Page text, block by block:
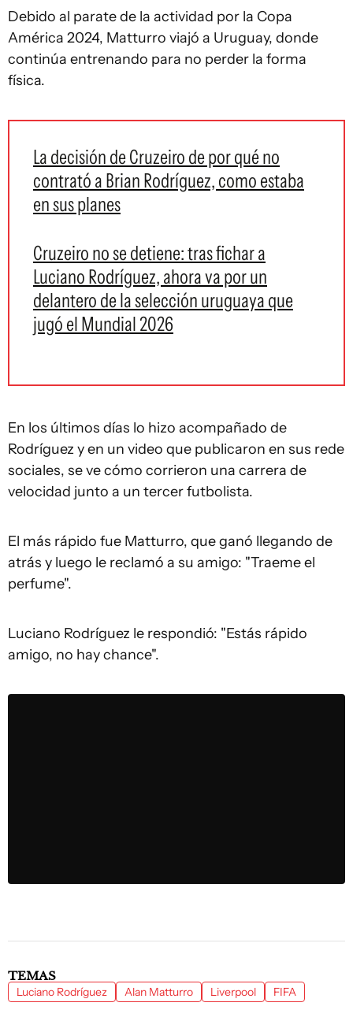
Debido al parate de la actividad por la Copa
América 2024, Matturro viajó a Uruguay, donde
continúa entrenando para no perder la forma
física.
La decisión de Cruzeiro de por qué no
contrató a Brian Rodríguez, como estaba
en sus planes
Cruzeiro no se detiene: tras fichar a
Luciano Rodríguez, ahora va por un
delantero de la selección uruguaya que
jugó el Mundial 2026
En los últimos días lo hizo acompañado de
Rodríguez y en un video que publicaron en sus rede
sociales, se ve cómo corrieron una carrera de
velocidad junto a un tercer futbolista.
El más rápido fue Matturro, que ganó llegando de
atrás y luego le reclamó a su amigo: "Traeme el
perfume".
Luciano Rodríguez le respondió: "Estás rápido
amigo, no hay chance".
TEMAS
Luciano Rodríguez Alan Matturro Liverpool FIFA